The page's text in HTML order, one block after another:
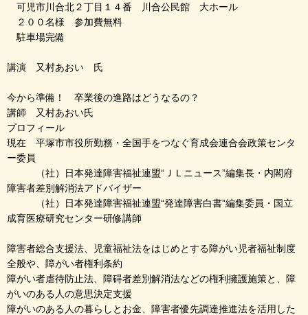
可児市川合北２丁目１４番 川合公民館 大ホール
２００名様 参加費無料
駐車場完備
講演 又村あおい 氏
今から準備！ 卒業後の進路はどうなるの？
講師 又村あおい氏
プロフィール
現在 平塚市市役所勤務・全国手をつなぐ育成会連合会政策センタ
ー委員
（社）日本発達障害福祉連盟“ＪＬニュース”編集長・内閣府
障害者差別解消法アドバイザー
（社）日本発達障害福祉連盟“発達障害白書”編集委員・国立
成育医療研究センター研修講師
障害者総合支援法、児童福祉法をはじめとする障がい児者福祉制度
全般や、障がい者権利条約
障がい者虐待防止法、障碍者差別解消法などの権利擁護施策と、障
がいのある人の意思決定支援
障がいのある人の暮らしとお金、障害者優先調達推進法を活用した